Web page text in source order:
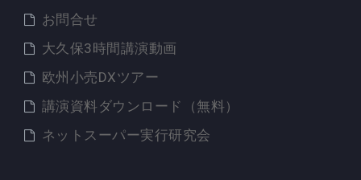
お問合せ
大久保3時間講演動画
欧州小売DXツアー
講演資料ダウンロード（無料）
ネットスーパー実行研究会